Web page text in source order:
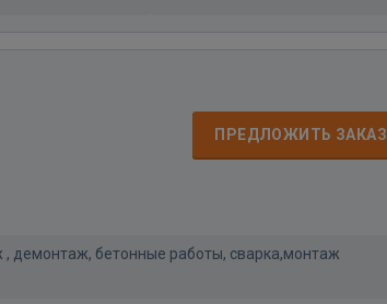
ПРЕДЛОЖИТЬ ЗАКАЗ
, демонтаж, бетонные работы, сварка,монтаж